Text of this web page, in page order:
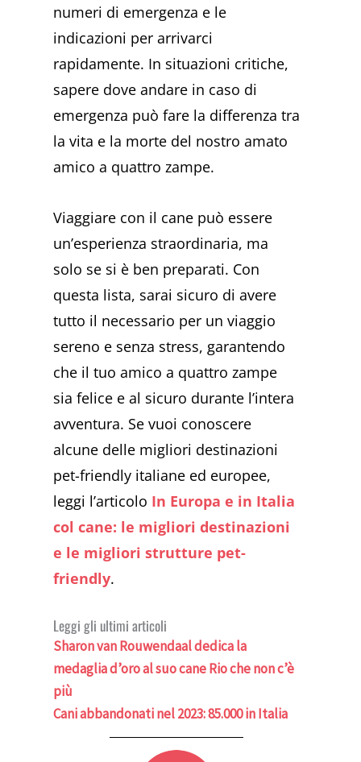
numeri di emergenza e le
indicazioni per arrivarci
rapidamente. In situazioni critiche,
sapere dove andare in caso di
emergenza può fare la differenza tra
la vita e la morte del nostro amato
amico a quattro zampe.
Viaggiare con il cane può essere
un’esperienza straordinaria, ma
solo se si è ben preparati. Con
questa lista, sarai sicuro di avere
tutto il necessario per un viaggio
sereno e senza stress, garantendo
che il tuo amico a quattro zampe
sia felice e al sicuro durante l’intera
avventura. Se vuoi conoscere
alcune delle migliori destinazioni
pet-friendly italiane ed europee,
leggi l’articolo In Europa e in Italia
col cane: le migliori destinazioni
e le migliori strutture pet-
friendly.
Leggi gli ultimi articoli
Sharon van Rouwendaal dedica la
medaglia d’oro al suo cane Rio che non c’è
più
Cani abbandonati nel 2023: 85.000 in Italia